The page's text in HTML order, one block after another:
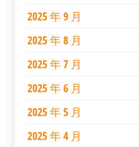
2025 年 9 月
2025 年 8 月
2025 年 7 月
2025 年 6 月
2025 年 5 月
2025 年 4 月